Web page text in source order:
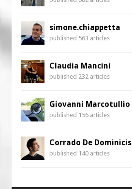
simone.chiappetta
published 563 articles
Claudia Mancini
published 232 articles
Giovanni Marcotullio
published 156 articles
Corrado De Dominicis
published 140 articles